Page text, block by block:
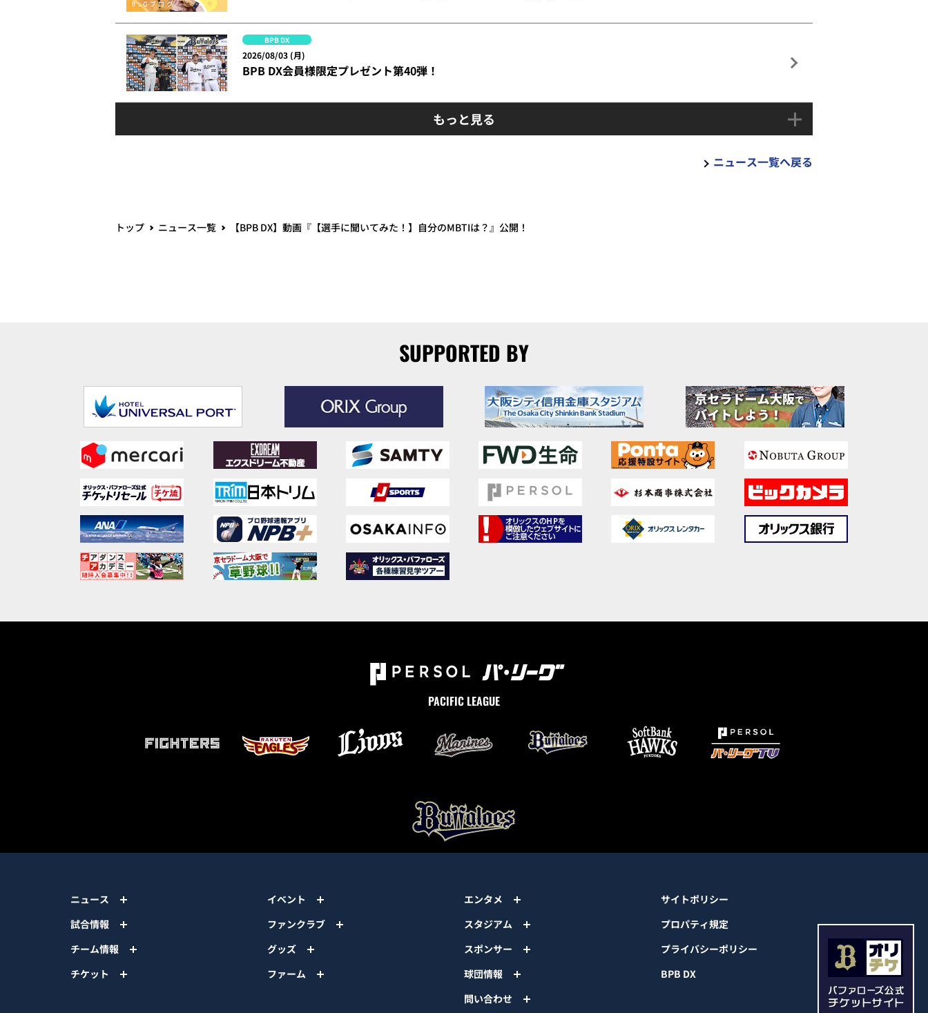
BPB DX
2026/08/03 (月)
BPB DX会員様限定プレゼント第40弾！
もっと見る
ニュース一覧へ戻る
トップ ニュース一覧 【BPB DX】動画『【選手に聞いてみた！】自分のMBTIは？』公開！
SUPPORTED BY
PACIFIC LEAGUE
ニュース
試合情報
チーム情報
チケット
イベント
ファンクラブ
グッズ
ファーム
エンタメ
スタジアム
スポンサー
球団情報
問い合わせ
サイトポリシー
プロパティ規定
プライバシーポリシー
BPB DX